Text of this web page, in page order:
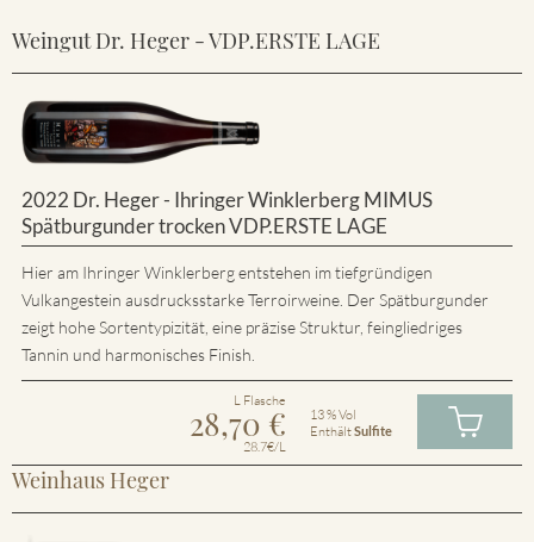
Weingut Dr. Heger - VDP.ERSTE LAGE
2022 Dr. Heger - Ihringer Winklerberg MIMUS
Spätburgunder trocken VDP.ERSTE LAGE
Hier am Ihringer Winklerberg entstehen im tiefgründigen
Vulkangestein ausdrucksstarke Terroirweine. Der Spätburgunder
zeigt hohe Sortentypizität, eine präzise Struktur, feingliedriges
Tannin und harmonisches Finish.
L Flasche
28,70 €
28.7€/L
13 % Vol
EnthältSulfite
Weinhaus Heger